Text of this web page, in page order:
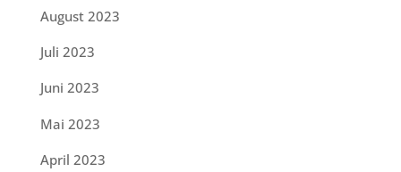
August 2023
Juli 2023
Juni 2023
Mai 2023
April 2023